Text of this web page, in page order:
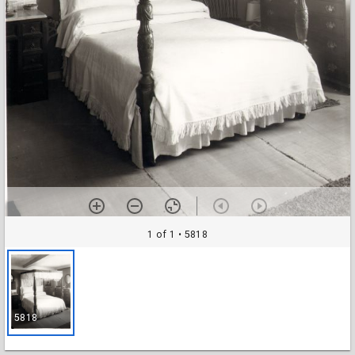
1 of 1 • 5818
5818